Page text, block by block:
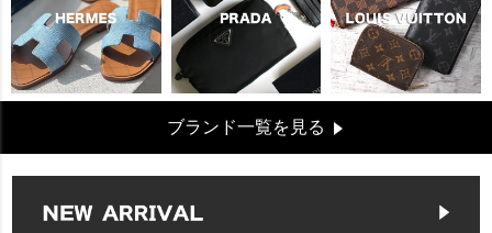
ブランド一覧を見る